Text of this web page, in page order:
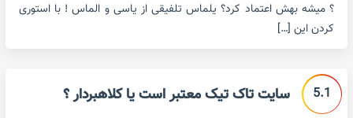
؟ میشه بهش اعتماد کرد؟ یلماس تلفیقی از یاسی و الماس ! با استوری
کردن این […]
5.1 سایت تاک تیک معتبر است یا کلاهبردار ؟